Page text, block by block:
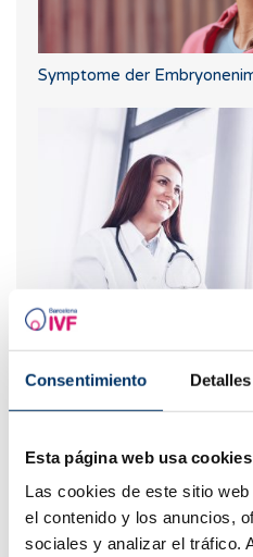
Consentimiento Detalles
Esta página web usa cookies
Las cookies de este sitio
el contenido y los anuncios,
sociales y analizar el tráfico.
Symptome der
Ängste bei Behandlungen
Reproduktion